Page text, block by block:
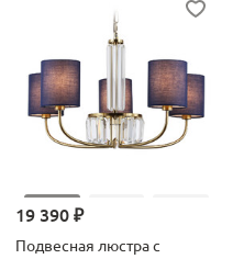
19 390 ₽
Подвесная люстра с